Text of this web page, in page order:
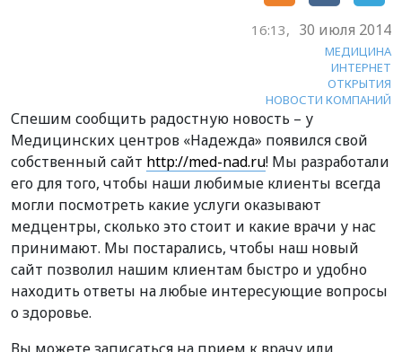
16:13, 30 июля 2014
МЕДИЦИНА
ИНТЕРНЕТ
ОТКРЫТИЯ
НОВОСТИ КОМПАНИЙ
Спешим сообщить радостную новость – у
Медицинских центров «Надежда» появился свой
собственный сайт http://med-nad.ru! Мы разработали
его для того, чтобы наши любимые клиенты всегда
могли посмотреть какие услуги оказывают
медцентры, сколько это стоит и какие врачи у нас
принимают. Мы постарались, чтобы наш новый
сайт позволил нашим клиентам быстро и удобно
находить ответы на любые интересующие вопросы
о здоровье.